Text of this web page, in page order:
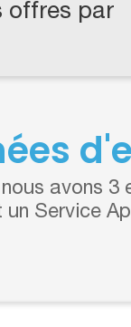
offres par
avons 3
Service